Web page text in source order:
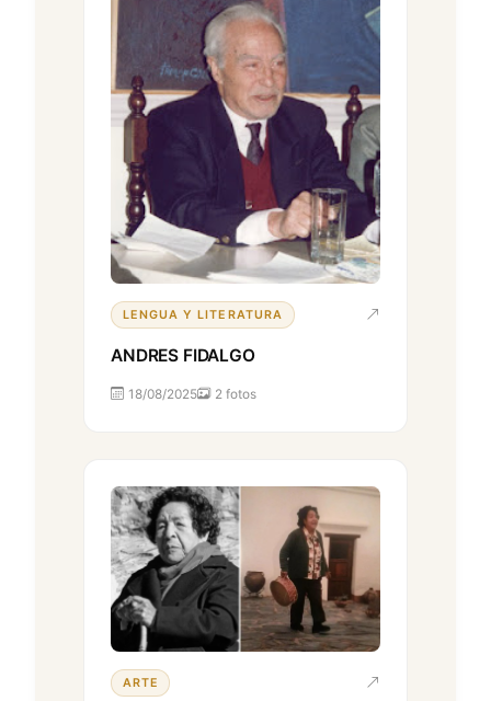
LENGUA Y LITERATURA
ANDRES FIDALGO
18/08/2025 2 fotos
ARTE